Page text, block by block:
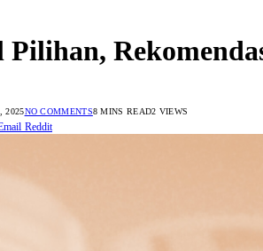
2025NO COMMENTS8 MINS READ2 VIEWS
Reddit